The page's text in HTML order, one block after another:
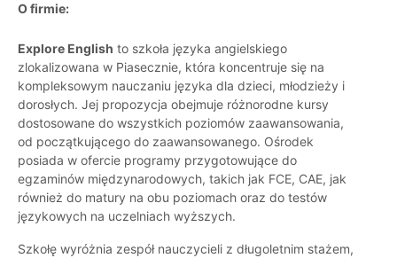
O firmie:
Explore English to szkoła języka angielskiego
zlokalizowana w Piasecznie, która koncentruje się na
kompleksowym nauczaniu języka dla dzieci, młodzieży i
dorosłych. Jej propozycja obejmuje różnorodne kursy
dostosowane do wszystkich poziomów zaawansowania,
od początkującego do zaawansowanego. Ośrodek
posiada w ofercie programy przygotowujące do
egzaminów międzynarodowych, takich jak FCE, CAE, jak
również do matury na obu poziomach oraz do testów
językowych na uczelniach wyższych.
Szkołę wyróżnia zespół nauczycieli z długoletnim stażem,